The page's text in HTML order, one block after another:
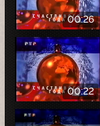
00:26
00:22